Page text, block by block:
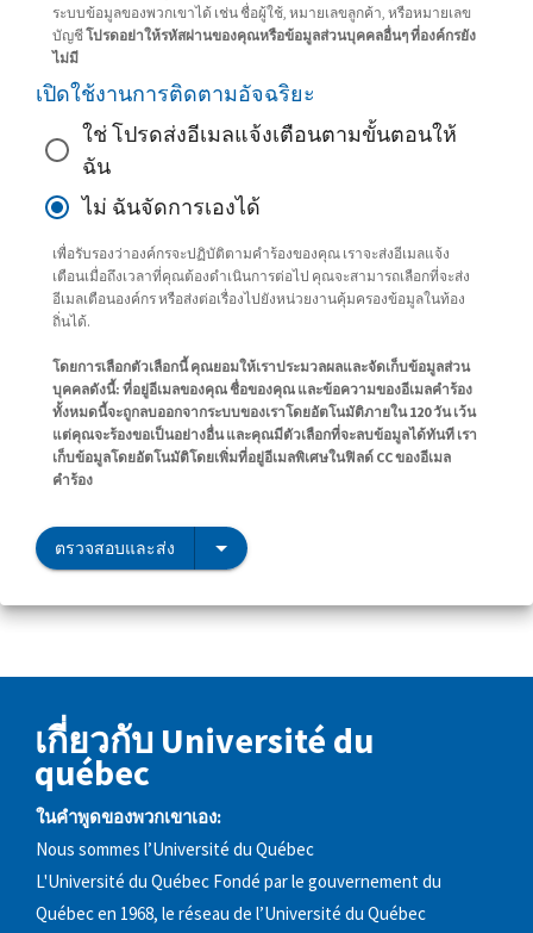
ระบบข้อมูลของพวกเขาได้ เช่น ชื่อผู้ใช้, หมายเลขลูกค้า, หรือหมายเลข
บัญชีโปรดอย่าให้รหัสผ่านของคุณหรือข้อมูลส่วนบุคคลอื่นๆ ที่องค์กรยัง
ไม่มี
เปิดใช้งานการติดตามอัจฉริยะ
ใช่ โปรดส่งอีเมลแจ้งเตือนตามขั้นตอนให้
ฉัน
ไม่ ฉันจัดการเองได้
เพื่อรับรองว่าองค์กรจะปฏิบัติตามคำร้องของคุณ เราจะส่งอีเมลแจ้ง
เตือนเมื่อถึงเวลาที่คุณต้องดำเนินการต่อไป คุณจะสามารถเลือกที่จะส่ง
อีเมลเตือนองค์กร หรือส่งต่อเรื่องไปยังหน่วยงานคุ้มครองข้อมูลในท้อง
ถิ่นได้.
โดยการเลือกตัวเลือกนี้ คุณยอมให้เราประมวลผลและจัดเก็บข้อมูลส่วน
บุคคลดังนี้: ที่อยู่อีเมลของคุณ ชื่อของคุณ และข้อความของอีเมลคำร้อง
ทั้งหมดนี้จะถูกลบออกจากระบบของเราโดยอัตโนมัติภายใน 120 วัน เว้น
แต่คุณจะร้องขอเป็นอย่างอื่น และคุณมีตัวเลือกที่จะลบข้อมูลได้ทันที เรา
เก็บข้อมูลโดยอัตโนมัติโดยเพิ่มที่อยู่อีเมลพิเศษในฟิลด์ CC ของอีเมล
คำร้อง
ตรวจสอบและส่ง
เกี่ยวกับ Université du
québec
ในคำพูดของพวกเขาเอง:
Nous sommes l’Université du Québec
L'Université du Québec Fondé par le gouvernement du
Québec en 1968, le réseau de l’Université du Québec